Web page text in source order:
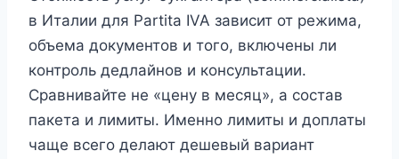
в Италии для Partita IVA зависит от режима,
объема документов и того, включены ли
контроль дедлайнов и консультации.
Сравнивайте не «цену в месяц», а состав
пакета и лимиты. Именно лимиты и доплаты
чаще всего делают дешевый вариант